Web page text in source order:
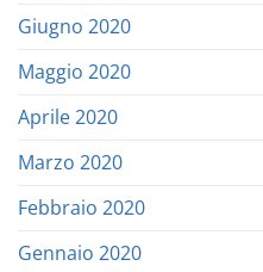
Giugno 2020
Maggio 2020
Aprile 2020
Marzo 2020
Febbraio 2020
Gennaio 2020